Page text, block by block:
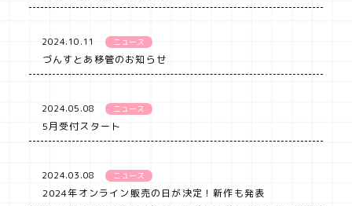
2024.10.11 ニュース
づんすとあ移管のお知らせ
2024.05.08 ニュース
5月受付スタート
2024.03.08 ニュース
2024年オンライン販売の日が決定！新作も発表